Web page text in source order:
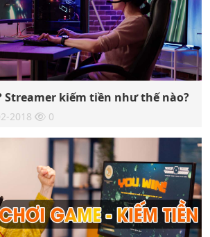
Streamer kiếm tiền như thế nào?
2018 0